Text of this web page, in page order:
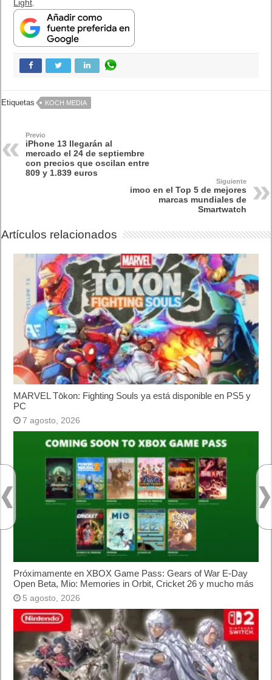
Light
Etiquetas KOCH MEDIA
Previo
iPhone 13 llegarán al
mercado el 24 de septiembre
con precios que oscilan entre
809 y 1.839 euros
Siguiente
imoo en el Top 5 de mejores
marcas mundiales de
Smartwatch
Artículos relacionados
MARVEL Tōkon: Fighting Souls ya está disponible en PS5 y
PC
7 agosto, 2026
Próximamente en XBOX Game Pass: Gears of War E-Day
Open Beta, Mio: Memories in Orbit, Cricket 26 y mucho más
5 agosto, 2026